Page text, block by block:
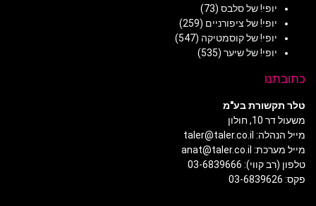
יופי! של סלבס (73)
יופי! של ציפורניים (259)
יופי! של קוסמטיקה (547)
יופי! של שיער (535)
כתובתנו
טלר תקשורת בע"מ
משעול דר 10, חולון
מייל הנהלה: taler@taler.co.il
מייל מערכת: anat@taler.co.il
טלפון (רב קווי): 03-6839666
פקס: 03-6839626